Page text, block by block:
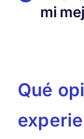
mi
Qué